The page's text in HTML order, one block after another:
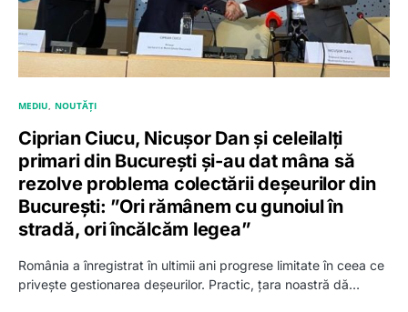
MEDIU NOUTĂȚI
Ciprian Ciucu, Nicușor Dan și celeilalți
primari din București și-au dat mâna să
rezolve problema colectării deșeurilor din
București: ”Ori rămânem cu gunoiul în
stradă, ori încălcăm legea”
România a înregistrat în ultimii ani progrese limitate în ceea ce
privește gestionarea deșeurilor. Practic, țara noastră dă…